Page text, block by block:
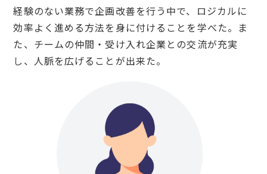
経験のない業務で企画改善を行う中で、ロジカルに
効率よく進める方法を身に付けることを学べた。ま
た、チームの仲間・受け入れ企業との交流が充実
し、人脈を広げることが出来た。